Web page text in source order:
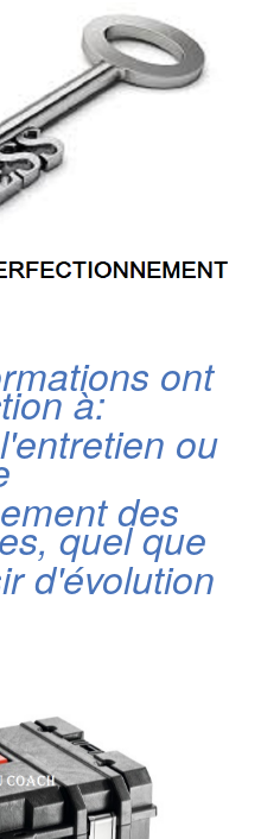
ont
à:
ou
des
quel que
d'évolution